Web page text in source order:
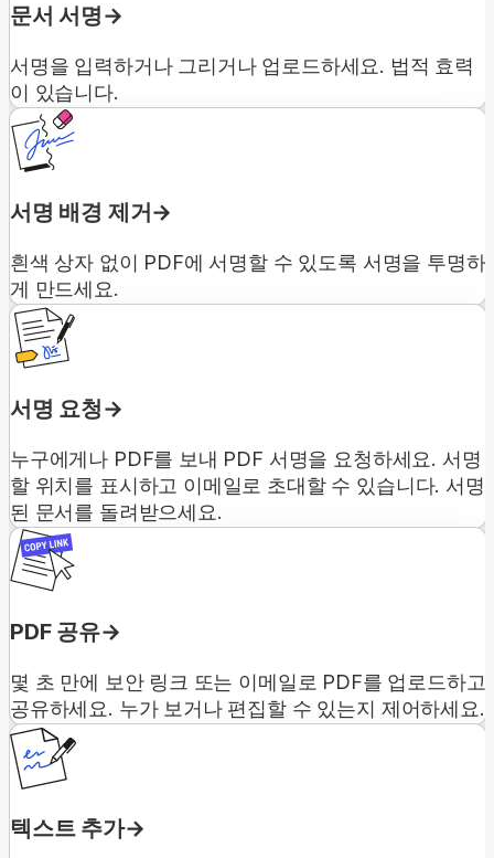
문서 서명
서명을 입력하거나 그리거나 업로드하세요. 법적 효력
이 있습니다.
서명 배경 제거
흰색 상자 없이 PDF에 서명할 수 있도록 서명을 투명하
게 만드세요.
서명 요청
누구에게나 PDF를 보내 PDF 서명을 요청하세요. 서명
할 위치를 표시하고 이메일로 초대할 수 있습니다. 서명
된 문서를 돌려받으세요.
PDF 공유
몇 초 만에 보안 링크 또는 이메일로 PDF를 업로드하고
공유하세요. 누가 보거나 편집할 수 있는지 제어하세요.
텍스트 추가